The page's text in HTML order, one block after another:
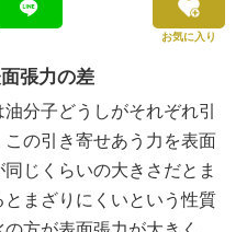
お気に入り
張力の差
分子どうしがそれぞれ引
の引き寄せあう力を表面
じくらいの大きさだとま
まざりにくいという性質